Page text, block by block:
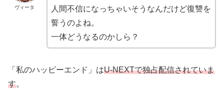
ヴィータ
人間不信になっちゃいそうなんだけど復讐を
誓うのよね。
一体どうなるのかしら？
「私のハッピーエンド」はU-NEXTで独占配信されていま
す。